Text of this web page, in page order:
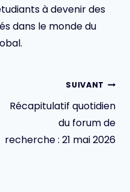
à devenir des
dans le monde du
SUIVANT
Récapitulatif quotidien
du forum de
recherche : 21 mai 2026